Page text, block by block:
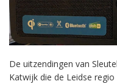
De uitzendingen van
Katwijk die de Leidse